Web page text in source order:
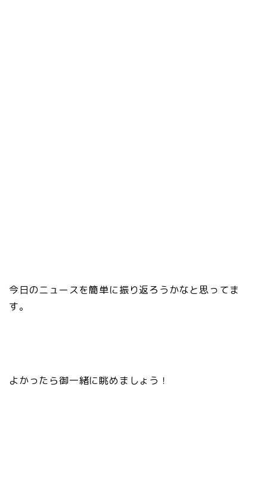
今日のニュースを簡単に振り返ろうかなと思ってま
す。
よかったら御一緒に眺めましょう！